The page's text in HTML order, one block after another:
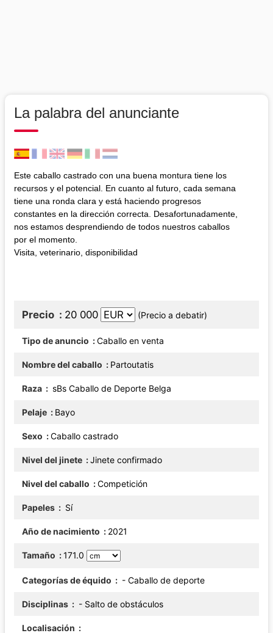
La palabra del anunciante
Este caballo castrado con una buena montura tiene los
recursos y el potencial. En cuanto al futuro, cada semana
tiene una ronda clara y está haciendo progresos
constantes en la dirección correcta. Desafortunadamente,
nos estamos desprendiendo de todos nuestros caballos
por el momento.
Visita, veterinario, disponibilidad
Precio 20 000 (Precio a debatir)
Tipo de anuncio Caballo en venta
Nombre del caballo Partoutatis
Raza sBs Caballo de Deporte Belga
Pelaje Bayo
Sexo Caballo castrado
Nivel del jinete Jinete confirmado
Nivel del caballo Competición
Papeles Sí
Año de nacimiento 2021
Tamaño 171.0
Categorías de équido - Caballo de deporte
Disciplinas - Salto de obstáculos
Localisación